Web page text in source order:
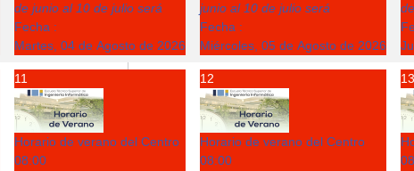
de junio al 10 de julio será
Fecha :
Martes, 04 de Agosto de 2026
junio al 10 de julio será
Fecha :
Miércoles, 05 de Agosto de 2026
11
Horario de verano del Centro
08:00
12
Horario de verano del Centro
08:00
13